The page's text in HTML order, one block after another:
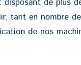
de plus
tant en nombre
de nos